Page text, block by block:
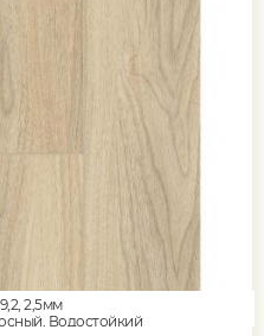
2,5мм
Водостойкий